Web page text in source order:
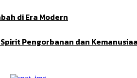
di Era Modern
Pengorbanan dan